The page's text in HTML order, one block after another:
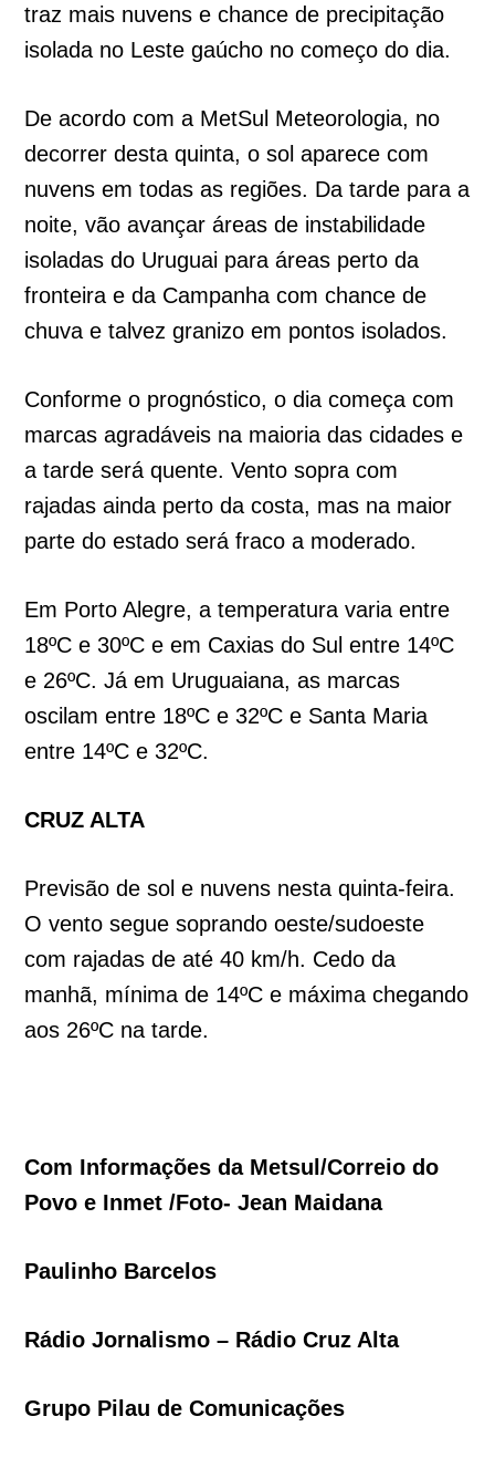
traz mais nuvens e chance de precipitação
isolada no Leste gaúcho no começo do dia.
De acordo com a MetSul Meteorologia, no
decorrer desta quinta, o sol aparece com
nuvens em todas as regiões. Da tarde para a
noite, vão avançar áreas de instabilidade
isoladas do Uruguai para áreas perto da
fronteira e da Campanha com chance de
chuva e talvez granizo em pontos isolados.
Conforme o prognóstico, o dia começa com
marcas agradáveis na maioria das cidades e
a tarde será quente. Vento sopra com
rajadas ainda perto da costa, mas na maior
parte do estado será fraco a moderado.
Em Porto Alegre, a temperatura varia entre
18ºC e 30ºC e em Caxias do Sul entre 14ºC
e 26ºC. Já em Uruguaiana, as marcas
oscilam entre 18ºC e 32ºC e Santa Maria
entre 14ºC e 32ºC.
CRUZ ALTA
Previsão de sol e nuvens nesta quinta-feira.
O vento segue soprando oeste/sudoeste
com rajadas de até 40 km/h. Cedo da
manhã, mínima de 14ºC e máxima chegando
aos 26ºC na tarde.
Com Informações da Metsul/Correio do
Povo e Inmet /Foto- Jean Maidana
Paulinho Barcelos
Rádio Jornalismo – Rádio Cruz Alta
Grupo Pilau de Comunicações